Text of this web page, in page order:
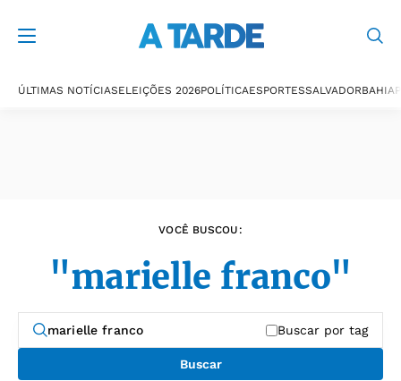
ÚLTIMAS NOTÍCIASELEIÇÕES 2026POLÍTICAESPORTESSALVADORBAHIA
VOCÊ BUSCOU:
"marielle franco"
Buscar por tag
Buscar